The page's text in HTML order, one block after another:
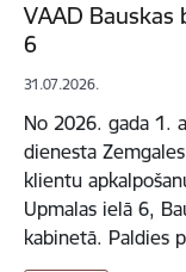
VAAD Bauskas
6
31.07.2026.
No 2026. gada 1.
dienesta
klientu
Upmalas ielā 6,
kabinetā. Paldies